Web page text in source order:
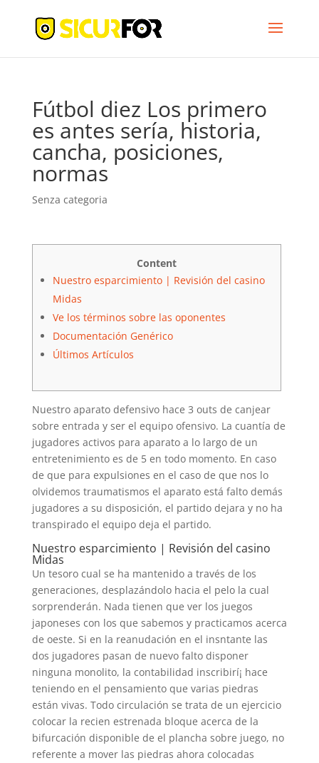
Fútbol diez Los primero
es antes serí­a, historia,
cancha, posiciones,
normas
Senza categoria
Content
Nuestro esparcimiento | Revisión del casino
Midas
Ve los términos sobre las oponentes
Documentación Genérico
Últimos Artículos
Nuestro aparato defensivo hace 3 outs de canjear
sobre entrada y ser el equipo ofensivo. La cuantía de
jugadores activos para aparato a lo largo de un
entretenimiento es de 5 en todo momento. En caso
de que para expulsiones en el caso de que nos lo
olvidemos traumatismos el aparato está falto demás
jugadores a su disposición, el partido dejara y no ha
transpirado el equipo deja el partido.
Nuestro esparcimiento | Revisión del casino
Midas
Un tesoro cual se ha mantenido a través de los
generaciones, desplazándolo hacia el pelo la cual
sorprenderán. Nada tienen que ver los juegos
japoneses con los que sabemos y practicamos acerca
de oeste. Si en la reanudación en el insntante las
dos jugadores pasan de nuevo falto disponer
ninguna monolito, la contabilidad inscribirí¡ hace
teniendo en el pensamiento que varias piedras
están vivas. Todo circulación se trata de un ejercicio
colocar la recien estrenada bloque acerca de la
bifurcación disponible de el plancha sobre juego, no
referente a mover las piedras ahora colocadas